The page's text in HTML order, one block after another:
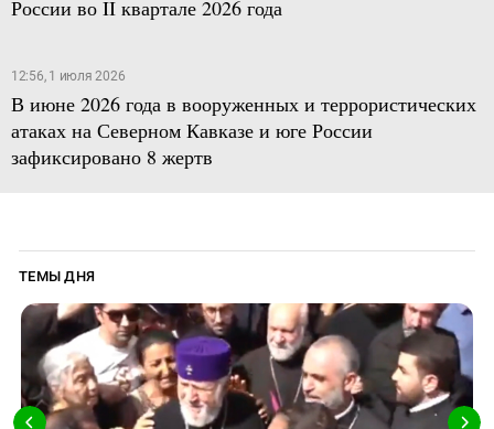
России во II квартале 2026 года
12:56, 1 июля 2026
В июне 2026 года в вооруженных и террористических
атаках на Северном Кавказе и юге России
зафиксировано 8 жертв
ТЕМЫ ДНЯ